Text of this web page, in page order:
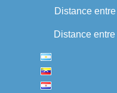
Distance entre
Distance entre